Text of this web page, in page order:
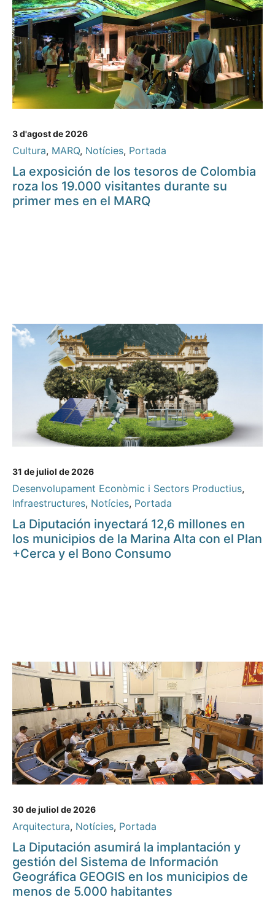
3 d'agost de 2026
Cultura, MARQ, Notícies, Portada
La exposición de los tesoros de Colombia
roza los 19.000 visitantes durante su
primer mes en el MARQ
31 de juliol de 2026
Desenvolupament Econòmic i Sectors Productius,
Infraestructures, Notícies, Portada
La Diputación inyectará 12,6 millones en
los municipios de la Marina Alta con el Plan
+Cerca y el Bono Consumo
30 de juliol de 2026
Arquitectura, Notícies, Portada
La Diputación asumirá la implantación y
gestión del Sistema de Información
Geográfica GEOGIS en los municipios de
menos de 5.000 habitantes